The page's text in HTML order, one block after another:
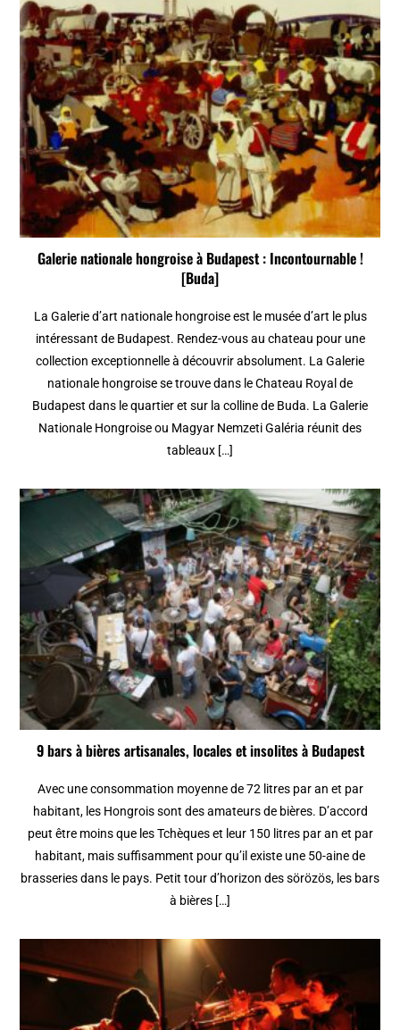
Galerie nationale hongroise à Budapest : Incontournable !
[Buda]
La Galerie d’art nationale hongroise est le musée d’art le plus
intéressant de Budapest. Rendez-vous au chateau pour une
collection exceptionnelle à découvrir absolument. La Galerie
nationale hongroise se trouve dans le Chateau Royal de
Budapest dans le quartier et sur la colline de Buda. La Galerie
Nationale Hongroise ou Magyar Nemzeti Galéria réunit des
tableaux […]
9 bars à bières artisanales, locales et insolites à Budapest
Avec une consommation moyenne de 72 litres par an et par
habitant, les Hongrois sont des amateurs de bières. D’accord
peut être moins que les Tchèques et leur 150 litres par an et par
habitant, mais suffisamment pour qu’il existe une 50-aine de
brasseries dans le pays. Petit tour d’horizon des sörözös, les bars
à bières […]